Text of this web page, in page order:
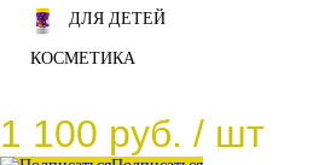
ДЛЯ ДЕТЕЙ
КОСМЕТИКА
1 100 руб. / шт